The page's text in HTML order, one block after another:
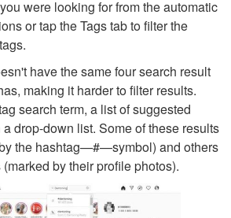
were looking for from the automatic
or tap the Tags tab to filter the
have the same four search result
making it harder to filter results.
search term, a list of suggested
drop-down list. Some of these results
the hashtag—#—symbol) and others
by their profile photos).